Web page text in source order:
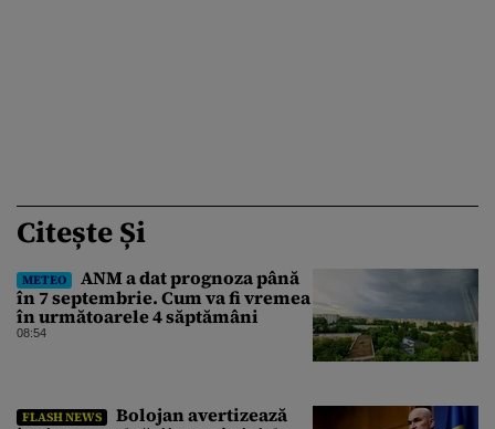
Citește Și
METEO
ANM a dat prognoza până
în 7 septembrie. Cum va fi vremea
în următoarele 4 săptămâni
08:54
FLASH NEWS
Bolojan avertizează